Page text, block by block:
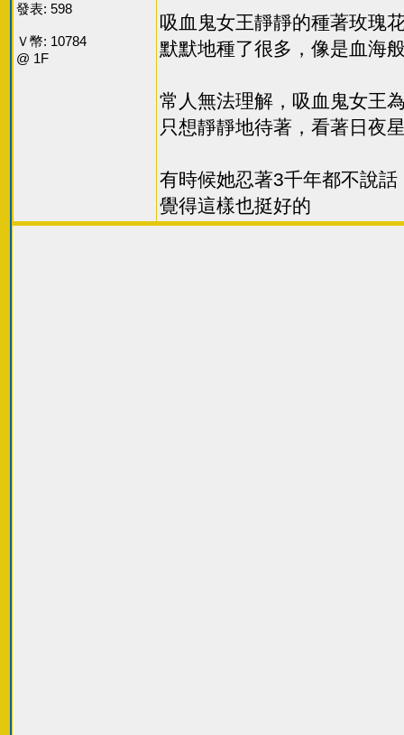
發表: 598
Ｖ幣: 10784
@ 1F
吸血鬼女王靜靜的種著玫瑰
默默地種了很多，像是血海
常人無法理解，吸血鬼女王
只想靜靜地待著，看著日夜
有時候她忍著3千年都不說話
覺得這樣也挺好的